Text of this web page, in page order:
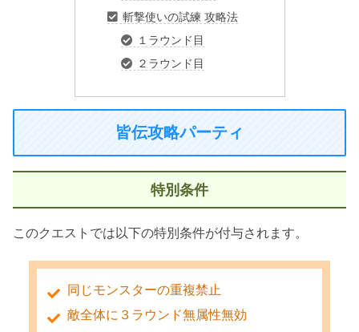
斬撃使いの試練 攻略法
１ラウンド目
２ラウンド目
皆伝攻略パーティ
特別条件
このクエストでは以下の特別条件が付与されます。
同じモンスターの重複禁止
敵全体に３ラウンド無属性無効